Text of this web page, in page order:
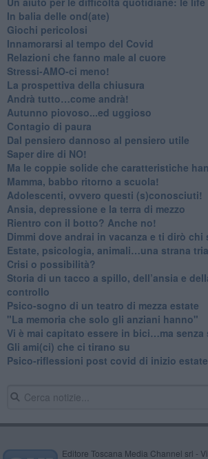
​In balia delle ond(ate)
Giochi pericolosi
Innamorarsi al tempo del Covid
​Relazioni che fanno male al cuore
​Stressi-AMO-ci meno!
​La prospettiva della chiusura
​Andrà tutto…come andrà!
Autunno piovoso...ed uggioso
​Contagio di paura
​Dal pensiero dannoso al pensiero utile
​Saper dire di NO!
​Ma le coppie solide che caratteristiche
​Mamma, babbo ritorno a scuola!
Adolescenti, ovvero questi (s)conosciuti!
Ansia, depressione e la terra di mezzo
​Rientro con il botto? Anche no!
Dimmi dove andrai in vacanza e ti dirò chi
​Estate, psicologia, animali…una strana
​Crisi o possibilità?
​Storia di un tacco a spillo, dell’ansia e
controllo
​Psico-sogno di un teatro di mezza estate
"La memoria che solo gli anziani hanno"
​Vi è mai capitato essere in bici…ma senza
​Gli ami(ci) che ci tirano su
Psico-riflessioni post covid di inizio estate
Editore Toscana Media Channel srl -